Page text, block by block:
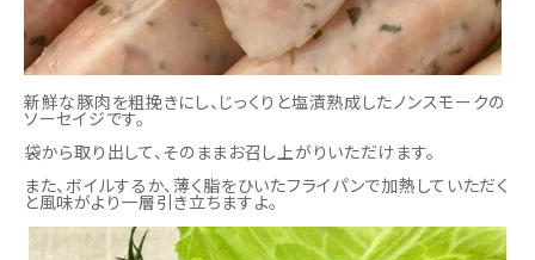
新鮮な豚肉を粗挽きにし、じっくりと塩漬熟成したノンスモークの
ソーセイジです。
袋から取り出して、そのままお召し上がりいただけます。
また、ボイルするか、薄く脂をひいたフライパンで加熱していただく
と風味がより一層引き立ちますよ。